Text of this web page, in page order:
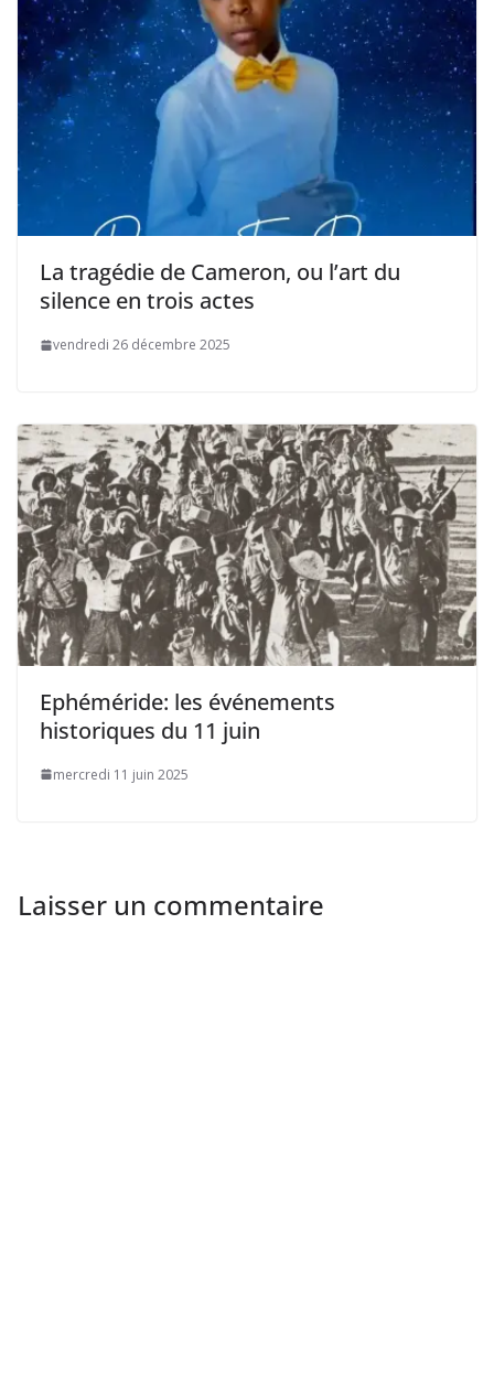
La tragédie de Cameron, ou l’art du
silence en trois actes
vendredi 26 décembre 2025
Ephéméride: les événements
historiques du 11 juin
mercredi 11 juin 2025
Laisser un commentaire